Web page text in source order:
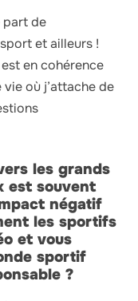
part de
et ailleurs !
est en cohérence
où j’attache de
les grands
est souvent
négatif
les sportifs
et vous
sportif
?